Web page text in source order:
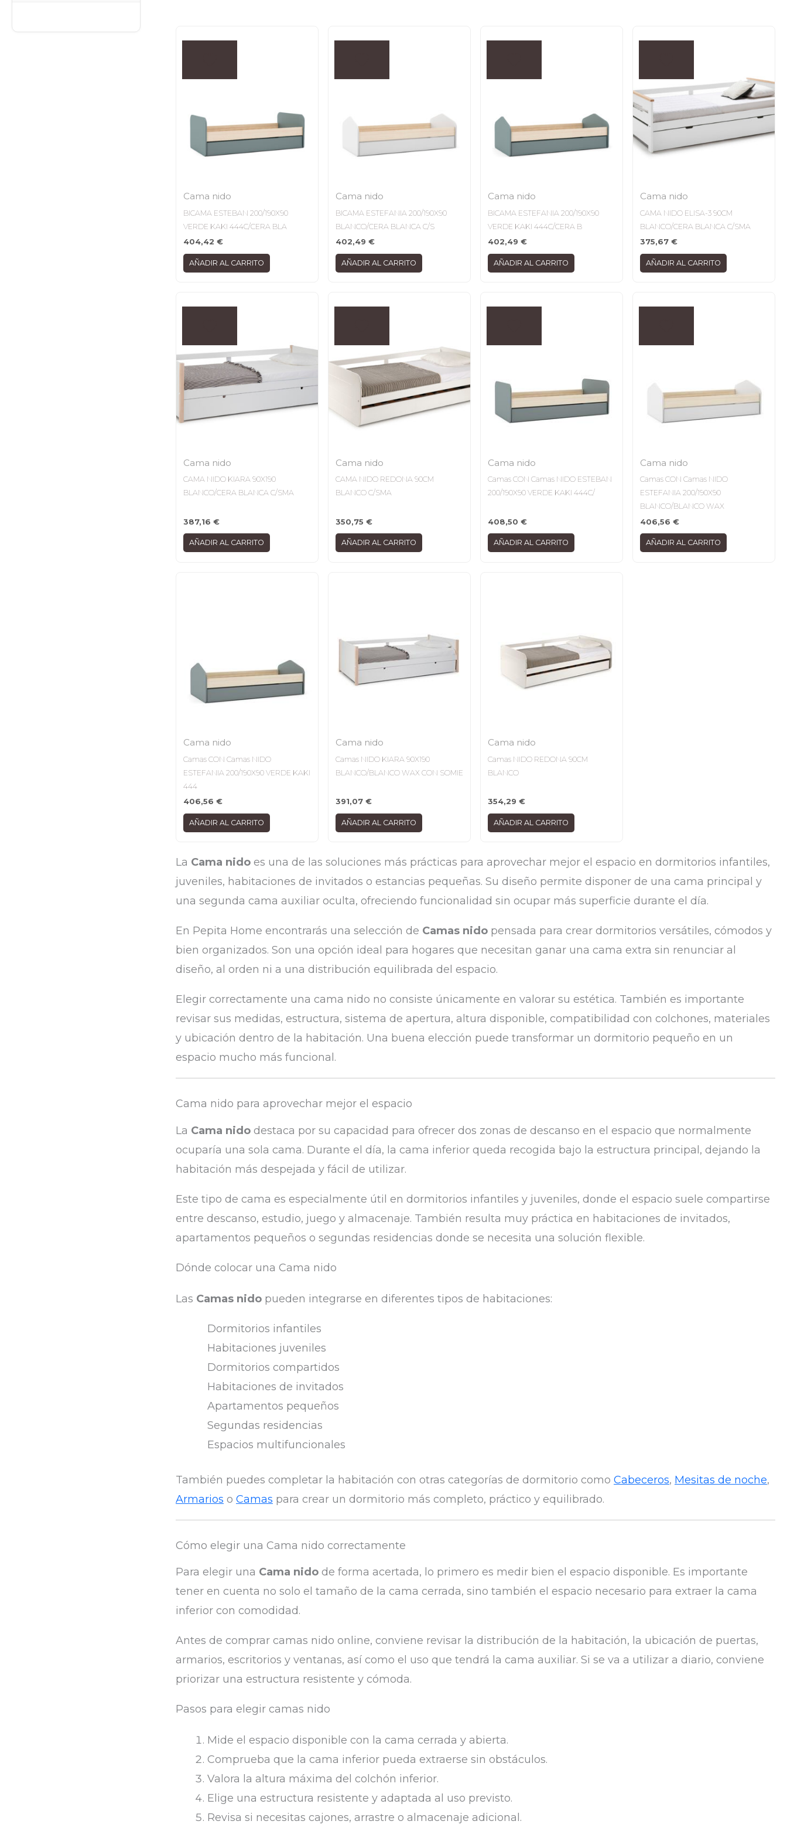
Cama nido
BICAMA ESTEBAN 200/190X90
VERDE KAKI 444C/CERA BLA
404,42 €
AÑADIR AL CARRITO
Cama nido
BICAMA ESTEFANIA 200/190X90
BLANCO/CERA BLANCA C/S
402,49 €
AÑADIR AL CARRITO
Cama nido
BICAMA ESTEFANIA 200/190X90
VERDE KAKI 444C/CERA B
402,49 €
AÑADIR AL CARRITO
Cama nido
CAMA NIDO ELISA-3 90CM
BLANCO/CERA BLANCA C/SMA
375,67 €
AÑADIR AL CARRITO
Cama nido
CAMA NIDO KIARA 90X190
BLANCO/CERA BLANCA C/SMA
387,16 €
AÑADIR AL CARRITO
Cama nido
CAMA NIDO REDONA 90CM
BLANCO C/SMA
350,75 €
AÑADIR AL CARRITO
Cama nido
Camas CON Camas NIDO ESTEBAN
200/190X90 VERDE KAKI 444C/
408,50 €
AÑADIR AL CARRITO
Cama nido
Camas CON Camas NIDO
ESTEFANIA 200/190X90
BLANCO/BLANCO WAX
406,56 €
AÑADIR AL CARRITO
Cama nido
Camas CON Camas NIDO
ESTEFANIA 200/190X90 VERDE KAKI
444
406,56 €
AÑADIR AL CARRITO
Cama nido
Camas NIDO KIARA 90X190
BLANCO/BLANCO WAX CON SOMIE
391,07 €
AÑADIR AL CARRITO
Cama nido
Camas NIDO REDONA 90CM
BLANCO
354,29 €
AÑADIR AL CARRITO
La Cama nido es una de las soluciones más prácticas para aprovechar mejor el espacio en dormitorios infantiles,
juveniles, habitaciones de invitados o estancias pequeñas. Su diseño permite disponer de una cama principal y
una segunda cama auxiliar oculta, ofreciendo funcionalidad sin ocupar más superficie durante el día.
En Pepita Home encontrarás una selección de Camas nido pensada para crear dormitorios versátiles, cómodos y
bien organizados. Son una opción ideal para hogares que necesitan ganar una cama extra sin renunciar al
diseño, al orden ni a una distribución equilibrada del espacio.
Elegir correctamente una cama nido no consiste únicamente en valorar su estética. También es importante
revisar sus medidas, estructura, sistema de apertura, altura disponible, compatibilidad con colchones, materiales
y ubicación dentro de la habitación. Una buena elección puede transformar un dormitorio pequeño en un
espacio mucho más funcional.
Cama nido para aprovechar mejor el espacio
La Cama nido destaca por su capacidad para ofrecer dos zonas de descanso en el espacio que normalmente
ocuparía una sola cama. Durante el día, la cama inferior queda recogida bajo la estructura principal, dejando la
habitación más despejada y fácil de utilizar.
Este tipo de cama es especialmente útil en dormitorios infantiles y juveniles, donde el espacio suele compartirse
entre descanso, estudio, juego y almacenaje. También resulta muy práctica en habitaciones de invitados,
apartamentos pequeños o segundas residencias donde se necesita una solución flexible.
Dónde colocar una Cama nido
Las Camas nido pueden integrarse en diferentes tipos de habitaciones:
Dormitorios infantiles
Habitaciones juveniles
Dormitorios compartidos
Habitaciones de invitados
Apartamentos pequeños
Segundas residencias
Espacios multifuncionales
También puedes completar la habitación con otras categorías de dormitorio como Cabeceros, Mesitas de noche,
Armarios o Camas para crear un dormitorio más completo, práctico y equilibrado.
Cómo elegir una Cama nido correctamente
Para elegir una Cama nido de forma acertada, lo primero es medir bien el espacio disponible. Es importante
tener en cuenta no solo el tamaño de la cama cerrada, sino también el espacio necesario para extraer la cama
inferior con comodidad.
Antes de comprar camas nido online, conviene revisar la distribución de la habitación, la ubicación de puertas,
armarios, escritorios y ventanas, así como el uso que tendrá la cama auxiliar. Si se va a utilizar a diario, conviene
priorizar una estructura resistente y cómoda.
Pasos para elegir camas nido
Mide el espacio disponible con la cama cerrada y abierta.
Comprueba que la cama inferior pueda extraerse sin obstáculos.
Valora la altura máxima del colchón inferior.
Elige una estructura resistente y adaptada al uso previsto.
Revisa si necesitas cajones, arrastre o almacenaje adicional.